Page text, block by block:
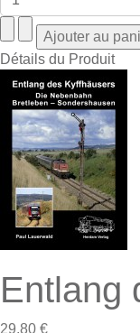
Détails du Produit
Entlang
29,80 €